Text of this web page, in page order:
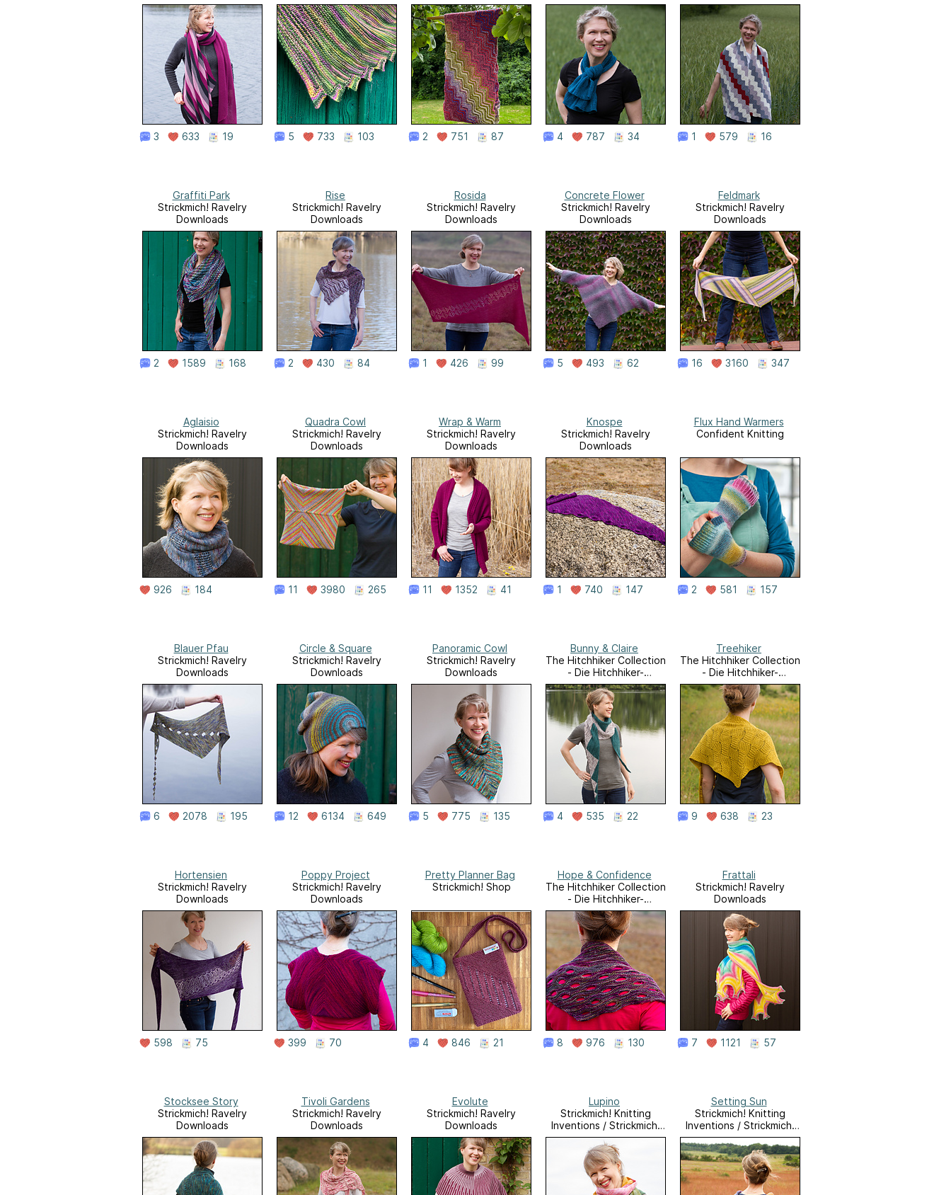
3 633 19 5 733 103 2 751 87 4 787 34 1 579 16
Graffiti Park
Strickmich! Ravelry
Downloads
2 1589 168
Rise
Strickmich! Ravelry
Downloads
2 430 84
Rosida
Strickmich! Ravelry
Downloads
1 426 99
Concrete Flower
Strickmich! Ravelry
Downloads
5 493 62
Feldmark
Strickmich! Ravelry
Downloads
16 3160 347
Aglaisio
Strickmich! Ravelry
Downloads
926 184
Quadra Cowl
Strickmich! Ravelry
Downloads
11 3980 265
Wrap & Warm
Strickmich! Ravelry
Downloads
11 1352 41
Knospe
Strickmich! Ravelry
Downloads
1 740 147
Flux Hand Warmers
Confident Knitting
2 581 157
Blauer Pfau
Strickmich! Ravelry
Downloads
6 2078 195
Circle & Square
Strickmich! Ravelry
Downloads
12 6134 649
Panoramic Cowl
Strickmich! Ravelry
Downloads
5 775 135
Bunny & Claire
The Hitchhiker Collection
- Die Hitchhiker-
Kollektion
4 535 22
Treehiker
The Hitchhiker Collection
- Die Hitchhiker-
Kollektion
9 638 23
Hortensien
Strickmich! Ravelry
Downloads
598 75
Poppy Project
Strickmich! Ravelry
Downloads
399 70
Pretty Planner Bag
Strickmich! Shop
4 846 21
Hope & Confidence
The Hitchhiker Collection
- Die Hitchhiker-
Kollektion
8 976 130
Frattali
Strickmich! Ravelry
Downloads
7 1121 57
Stocksee Story
Strickmich! Ravelry
Downloads
Tivoli Gardens
Strickmich! Ravelry
Downloads
Evolute
Strickmich! Ravelry
Downloads
Lupino
Strickmich! Knitting
Inventions / Strickmich!
Originale
Setting Sun
Strickmich! Knitting
Inventions / Strickmich!
Originale